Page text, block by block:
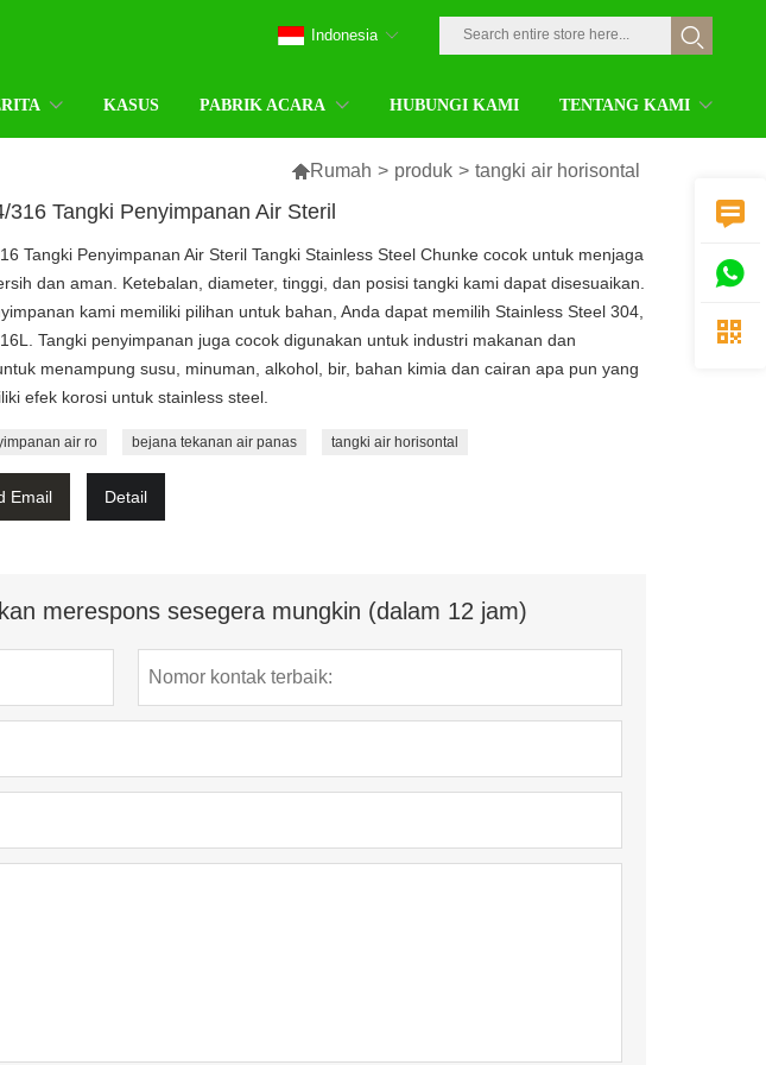
KASUS PABRIK ACARA HUBUNGI KAMI TENTANG KAMI
Indonesia
Rumah > produk > tangki air horisontal
316 Tangki Penyimpanan Air Steril
Tangki Penyimpanan Air Steril Tangki Stainless Steel Chunke cocok untuk menjaga
dan aman. Ketebalan, diameter, tinggi, dan posisi tangki kami dapat disesuaikan.
kami memiliki pilihan untuk bahan, Anda dapat memilih Stainless Steel 304,
Tangki penyimpanan juga cocok digunakan untuk industri makanan dan
menampung susu, minuman, alkohol, bir, bahan kimia dan cairan apa pun yang
efek korosi untuk stainless steel.
air ro bejana tekanan air panas tangki air horisontal
Email Detail
merespons sesegera mungkin (dalam 12 jam)


